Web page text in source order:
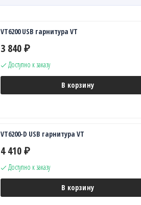
VT6200 USB гарнитура VT
3 840 ₽
Доступно к заказу
В корзину
VT6200-D USB гарнитура VT
4 410 ₽
Доступно к заказу
В корзину